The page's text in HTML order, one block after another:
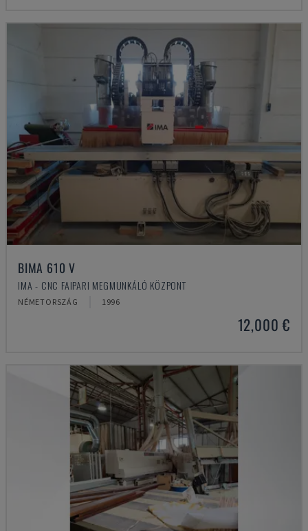
BIMA 610 V
IMA - CNC FAIPARI MEGMUNKÁLÓ KÖZPONT
NÉMETORSZÁG 1996
12,000 €